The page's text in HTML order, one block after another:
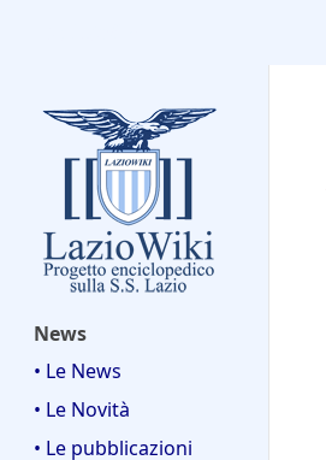
News
• Le News
• Le Novità
• Le pubblicazioni